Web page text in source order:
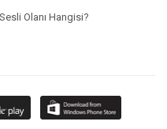
Olanı Hangisi?